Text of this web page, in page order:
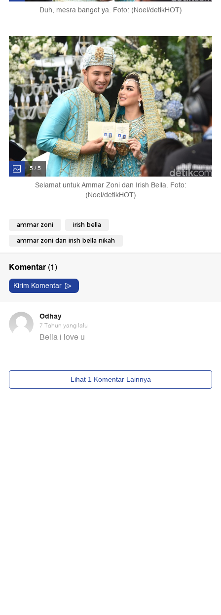
Duh, mesra banget ya. Foto: (Noel/detikHOT)
5 / 5
Selamat untuk Ammar Zoni dan Irish Bella. Foto:
(Noel/detikHOT)
ammar zoni irish bella
ammar zoni dan irish bella nikah